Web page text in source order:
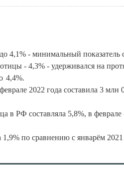
до 4,1% - минимальный показатель
- 4,3% - удерживался на
4,4%.
2022 года составила 3
в РФ составляла 5,8%, в
1,9% по сравнению с январём